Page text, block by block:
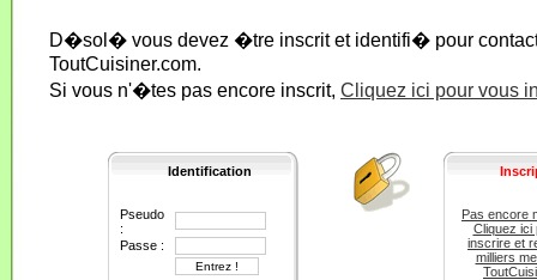
D�sol� vous devez �tre inscrit et identifi� pour
ToutCuisiner.com.
Si vous n'�tes pas encore inscrit, Cliquez ici pour vous
Identification
Pseudo
:
Passe :
Pas encore
Cliquez ici
inscrire et
milliers